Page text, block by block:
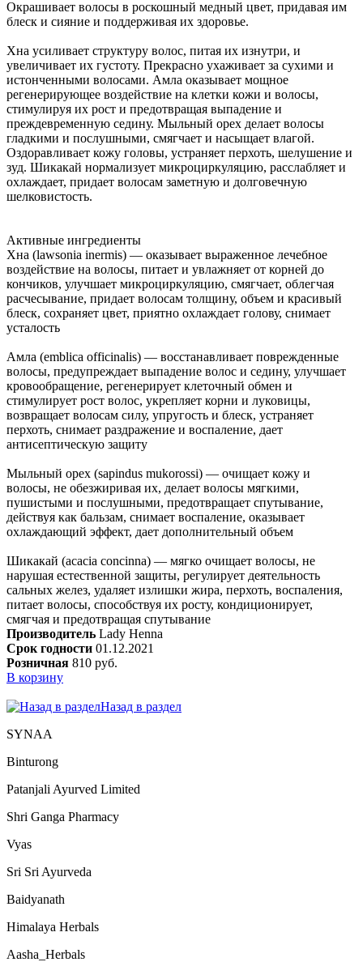
Окрашивает волосы в роскошный медный цвет, придавая им
блеск и сияние и поддерживая их здоровье.
Хна усиливает структуру волос, питая их изнутри, и
увеличивает их густоту. Прекрасно ухаживает за сухими и
истонченными волосами. Амла оказывает мощное
регенерирующее воздействие на клетки кожи и волосы,
стимулируя их рост и предотвращая выпадение и
преждевременную седину. Мыльный орех делает волосы
гладкими и послушными, смягчает и насыщает влагой.
Оздоравливает кожу головы, устраняет перхоть, шелушение и
зуд. Шикакай нормализует микроциркуляцию, расслабляет и
охлаждает, придает волосам заметную и долговечную
шелковистость.
Активные ингредиенты
Хна (lawsonia inermis) — оказывает выраженное лечебное
воздействие на волосы, питает и увлажняет от корней до
кончиков, улучшает микроциркуляцию, смягчает, облегчая
расчесывание, придает волосам толщину, объем и красивый
блеск, сохраняет цвет, приятно охлаждает голову, снимает
усталость
Амла (emblica officinalis) — восстанавливает поврежденные
волосы, предупреждает выпадение волос и седину, улучшает
кровообращение, регенерирует клеточный обмен и
стимулирует рост волос, укрепляет корни и луковицы,
возвращает волосам силу, упругость и блеск, устраняет
перхоть, снимает раздражение и воспаление, дает
антисептическую защиту
Мыльный орех (sapindus mukorossi) — очищает кожу и
волосы, не обезжиривая их, делает волосы мягкими,
пушистыми и послушными, предотвращает спутывание,
действуя как бальзам, снимает воспаление, оказывает
охлаждающий эффект, дает дополнительный объем
Шикакай (acacia concinna) — мягко очищает волосы, не
нарушая естественной защиты, регулирует деятельность
сальных желез, удаляет излишки жира, перхоть, воспаления,
питает волосы, способствуя их росту, кондиционирует,
смягчая и предотвращая спутывание
Производитель Lady Henna
Срок годности 01.12.2021
Розничная 810 руб.
В корзину
Назад в раздел
SYNAA
Binturong
Patanjali Ayurved Limited
Shri Ganga Pharmacy
Vyas
Sri Sri Ayurveda
Baidyanath
Himalaya Herbals
Aasha_Herbals